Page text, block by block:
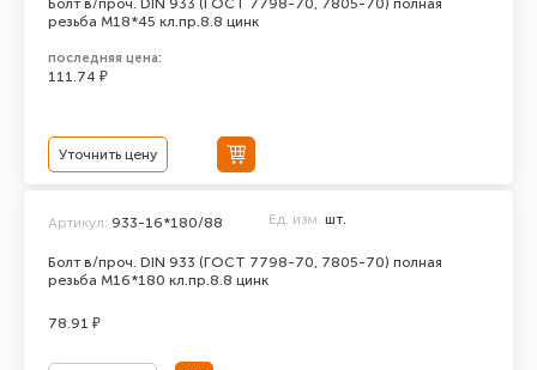
Болт в/проч. DIN 933 (ГОСТ 7798-70, 7805-70) полная
резьба М18*45 кл.пр.8.8 цинк
последняя цена:
111.74 ₽
Уточнить цену
Болт в/проч. DIN 933 (ГОСТ 7798-70, 7805-70) полная
резьба М16*180 кл.пр.8.8 цинк
Артикул: 933-16*180/88 Ед. изм. шт.
78.91 ₽